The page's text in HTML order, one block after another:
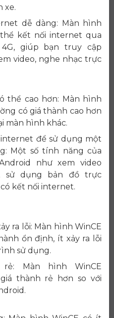
xe.
dễ dàng: Màn hình
kết nối internet qua
4G, giúp bạn truy cập
video, nghe nhạc trực
thể cao hơn: Màn hình
có giá thành cao hơn
màn hình khác.
để sử dụng một
Một số tính năng của
như xem video
sử dụng bản đồ trực
kết nối internet.
ra lỗi: Màn hình WinCE
ổn định, ít xảy ra lỗi
sử dụng.
rẻ: Màn hình WinCE
thành rẻ hơn so với